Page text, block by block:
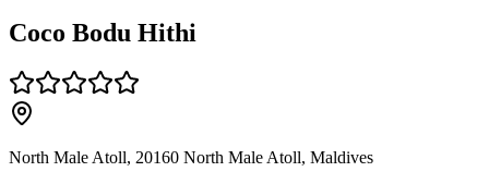
Coco Bodu Hithi
North Male Atoll, 20160 North Male Atoll, Maldives